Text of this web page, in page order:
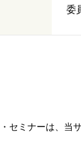
委
セミナーは、当